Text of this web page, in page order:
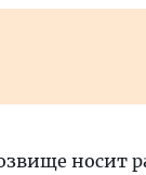
носит